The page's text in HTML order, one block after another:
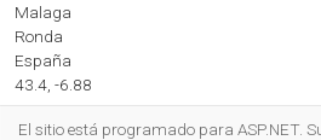
Malaga
Ronda
España
43.4, -6.88
El sitio está programado para ASP.NET.